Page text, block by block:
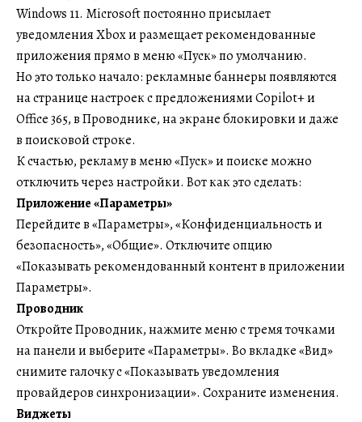
Windows 11. Microsoft постоянно присылает
уведомления Xbox и размещает рекомендованные
приложения прямо в меню «Пуск» по умолчанию.
Но это только начало: рекламные баннеры появляются
на странице настроек с предложениями Copilot+ и
Office 365, в Проводнике, на экране блокировки и даже
в поисковой строке.
К счастью, рекламу в меню «Пуск» и поиске можно
отключить через настройки. Вот как это сделать:
Приложение «Параметры»
Перейдите в «Параметры», «Конфиденциальность и
безопасность», «Общие». Отключите опцию
«Показывать рекомендованный контент в приложении
Параметры».
Проводник
Откройте Проводник, нажмите меню с тремя точками
на панели и выберите «Параметры». Во вкладке «Вид»
снимите галочку с «Показывать уведомления
провайдеров синхронизации». Сохраните изменения.
Виджеты